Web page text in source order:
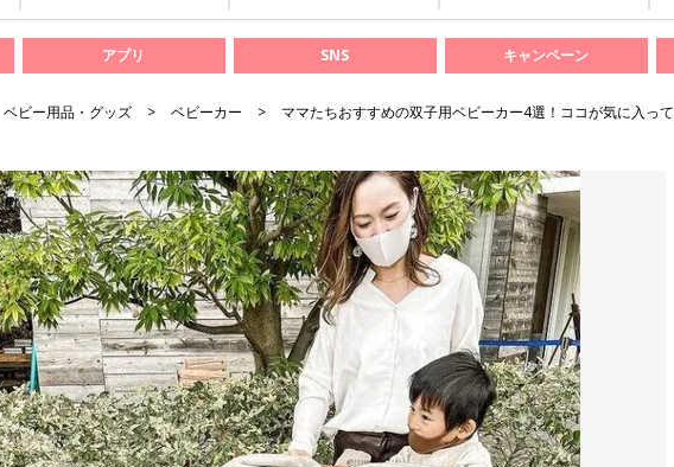
アプリ SNS キャンペーン
ベビー用品・グッズ ベビーカー ママたちおすすめの双子用ベビーカー4選！ココが気に入っ